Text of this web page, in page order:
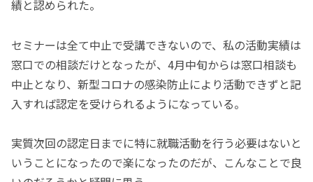
績と認められた。
セミナーは全て中止で受講できないので、私の活動実績は
窓口での相談だけとなったが、4月中旬からは窓口相談も
中止となり、新型コロナの感染防止により活動できずと記
入すれば認定を受けられるようになっている。
実質次回の認定日までに特に就職活動を行う必要はないと
いうことになったので楽になったのだが、こんなことで良